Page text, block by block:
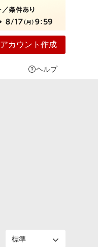
アカウント作成
ヘルプ